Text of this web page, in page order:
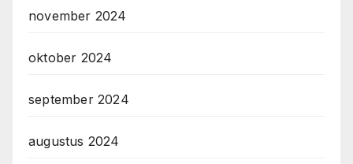
november 2024
oktober 2024
september 2024
augustus 2024